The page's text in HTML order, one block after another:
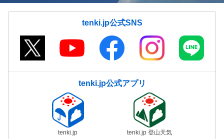
tenki.jp公式SNS
tenki.jp公式アプリ
tenki.jp tenki.jp 登山天気